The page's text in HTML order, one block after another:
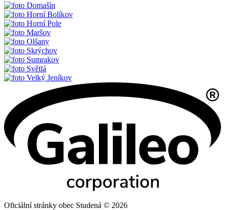
Domašín
Horní Bolíkov
Horní Pole
Maršov
Olšany
Skrýchov
Sumrakov
Světlá
Velký Jeníkov
Oficiální stránky obec Studená © 2026